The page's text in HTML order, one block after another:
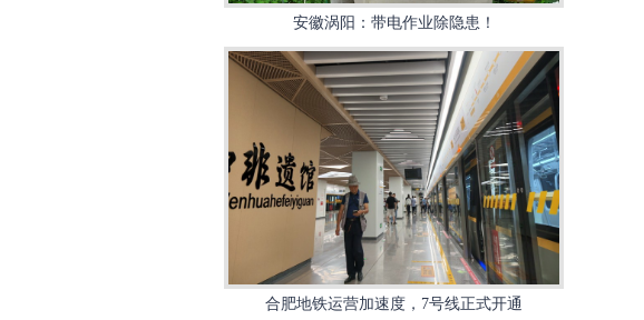
安徽涡阳：带电作业除隐患！
合肥地铁运营加速度，7号线正式开通